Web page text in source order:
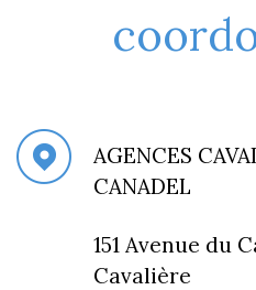
AGENCES
CANADEL
151 Avenue du
Cavalière